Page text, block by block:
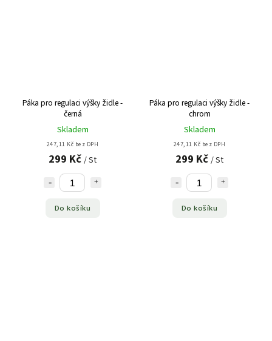
Páka pro regulaci výšky židle -
černá
Skladem
247,11 Kč bez DPH
299 Kč / St
Do košíku
Páka pro regulaci výšky židle -
chrom
Skladem
247,11 Kč bez DPH
299 Kč / St
Do košíku